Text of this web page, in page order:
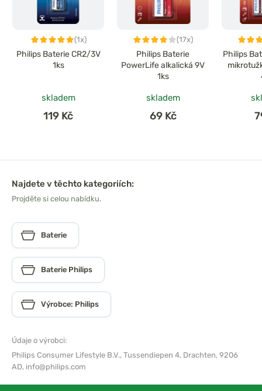
(1x)
Philips Baterie CR2/3V
1ks
skladem
119 Kč
(17x)
Philips Baterie
PowerLife alkalická 9V
1ks
skladem
69 Kč
Philips
Najdete v těchto kategoriích:
Projděte si celou nabídku.
Baterie
Baterie Philips
Výrobce: Philips
Údaje o výrobci:
Philips Consumer Lifestyle B.V., Tussendiepen 4, Drachten, 9206
AD, info@philips.com